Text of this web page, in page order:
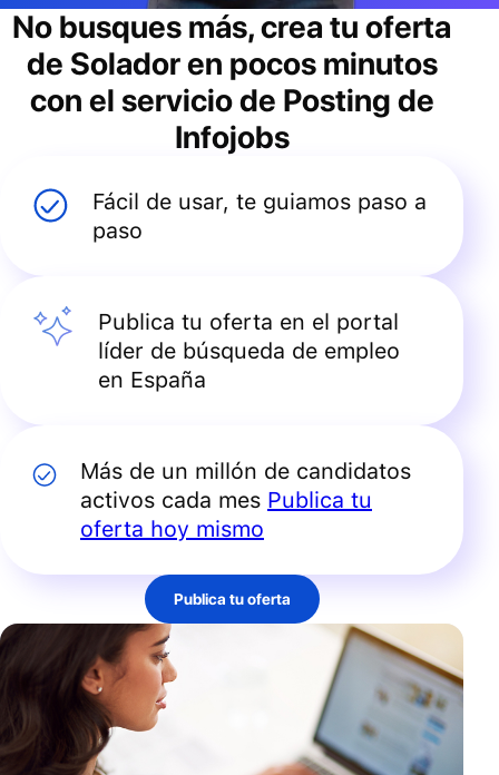
No busques más, crea tu oferta
de Soladoren pocos minutos
con el servicio de Posting de
Infojobs
Fácil de usar, te guiamos paso a
paso
Publica tu oferta en el portal
líder de búsqueda de empleo
en España
Más de un millón de candidatos
activos cada mes Publica tu
oferta hoy mismo
Publica tu oferta